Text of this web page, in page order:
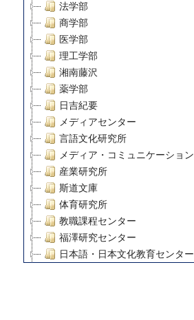
法学部
商学部
医学部
理工学部
湘南藤沢
薬学部
日吉紀要
メディアセンター
言語文化研究所
メディア・コミュニケーション
産業研究所
斯道文庫
体育研究所
教職課程センター
福澤研究センター
日本語・日本文化教育センター
デジタルメディア・コンテン